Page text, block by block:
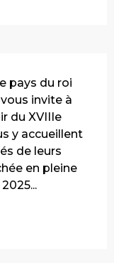
pays du roi
invite à
du XVIIIe
y accueillent
de leurs
en pleine